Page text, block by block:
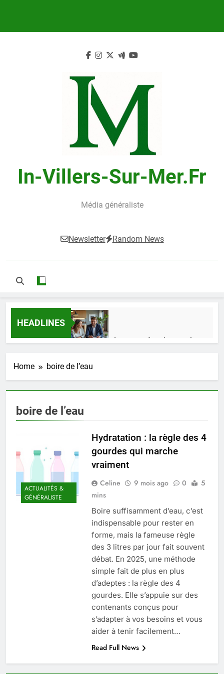
In-Villers-Sur-Mer.fr
Média généraliste
Newsletter Random News
HEADLINES
Guide complet pour réussir un achat
2 Semaines Ago
impact dans le domaine médical
4 Mois Ago
Quel est le salaire de Myriam Seurat en
2025 ?
4 Mois Ago
Okrami : comprendre ses
fonctionnalités clés et avantages
4 Mois Ago
Découvrez notre test d’orientation
gratuit spécialement conçu pour
collégiens et lycéens
4 Mois Ago
Liste complète des marques
Home boire de l’eau
boire de l’eau
ACTUALITÉS &
GÉNÉRALISTE
Hydratation : la règle des 4
gourdes qui marche
vraiment
Celine 9 mois ago 0
5
mins
Boire suffisamment d’eau, c’est
indispensable pour rester en
forme, mais la fameuse règle
des 3 litres par jour fait souvent
débat. En 2025, une méthode
simple fait de plus en plus
d’adeptes : la règle des 4
gourdes. Elle s’appuie sur des
contenants conçus pour
s’adapter à vos besoins et vous
aider à tenir facilement…
Read Full News